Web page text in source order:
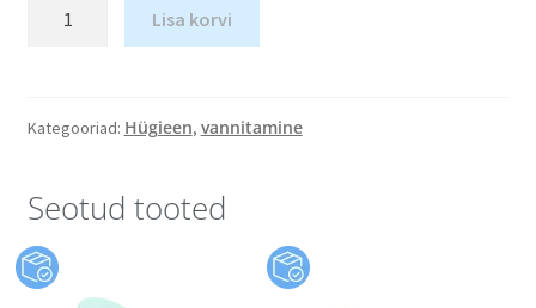
Lisa korvi
Kategooriad: Hügieen, vannitamine
Seotud tooted